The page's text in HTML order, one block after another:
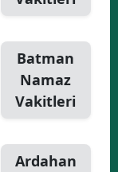
Batman
Namaz
Vakitleri
Ardahan